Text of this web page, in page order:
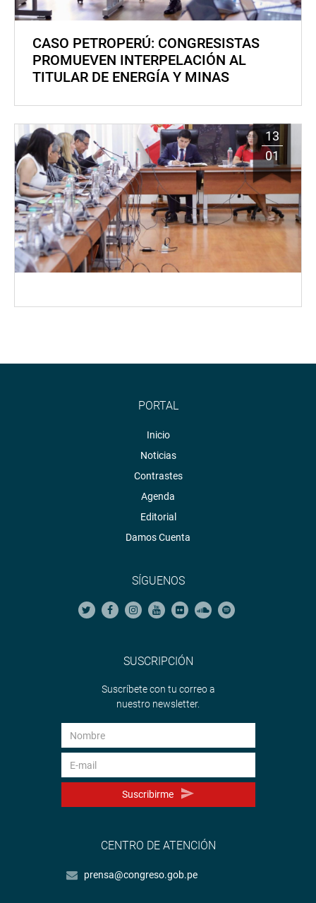
CASO PETROPERÚ: CONGRESISTAS
PROMUEVEN INTERPELACIÓN AL
TITULAR DE ENERGÍA Y MINAS
13
01
PORTAL
Inicio
Noticias
Contrastes
Agenda
Editorial
Damos Cuenta
SÍGUENOS
SUSCRIPCIÓN
Suscríbete con tu correo a
nuestro newsletter.
Suscribirme
CENTRO DE ATENCIÓN
prensa@congreso.gob.pe